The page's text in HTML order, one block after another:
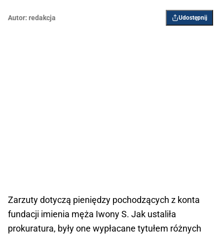
Autor: redakcja Udostępnij
Zarzuty dotyczą pieniędzy pochodzących z konta
fundacji imienia męża Iwony S. Jak ustaliła
prokuratura, były one wypłacane tytułem różnych